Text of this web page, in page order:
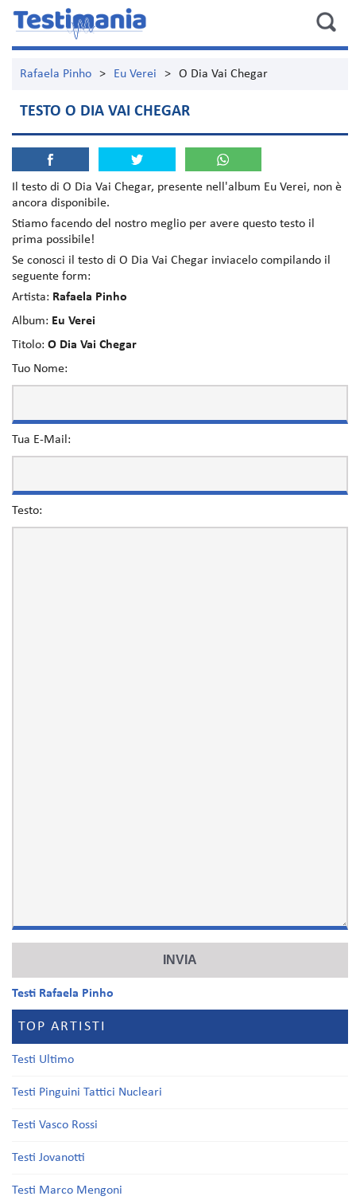
Rafaela Pinho > Eu Verei > O Dia Vai Chegar
TESTO O DIA VAI CHEGAR
Il testo di O Dia Vai Chegar, presente nell'album Eu Verei, non è
ancora disponibile.
Stiamo facendo del nostro meglio per avere questo testo il
prima possibile!
Se conosci il testo di O Dia Vai Chegar inviacelo compilando il
seguente form:
Artista: Rafaela Pinho
Album: Eu Verei
Titolo: O Dia Vai Chegar
Tuo Nome:
Tua E-Mail:
Testo:
Testi Rafaela Pinho
TOP ARTISTI
Testi Ultimo
Testi Pinguini Tattici Nucleari
Testi Vasco Rossi
Testi Jovanotti
Testi Marco Mengoni